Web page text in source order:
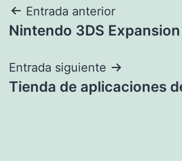
Navegación
de
entradas
Entrada anterior
Nintendo 3DS
Entrada siguiente
Tienda de aplicaciones